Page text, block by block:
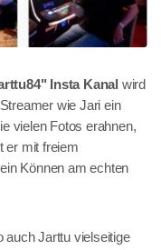
Insta Kanal wird
wie Jari ein
vielen Fotos erahnen,
er mit freiem
Können am echten
auch Jarttu vielseitige